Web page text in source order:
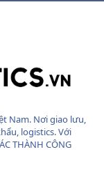
Nam. Nơi giao lưu,
logistics. Với
THÀNH CÔNG